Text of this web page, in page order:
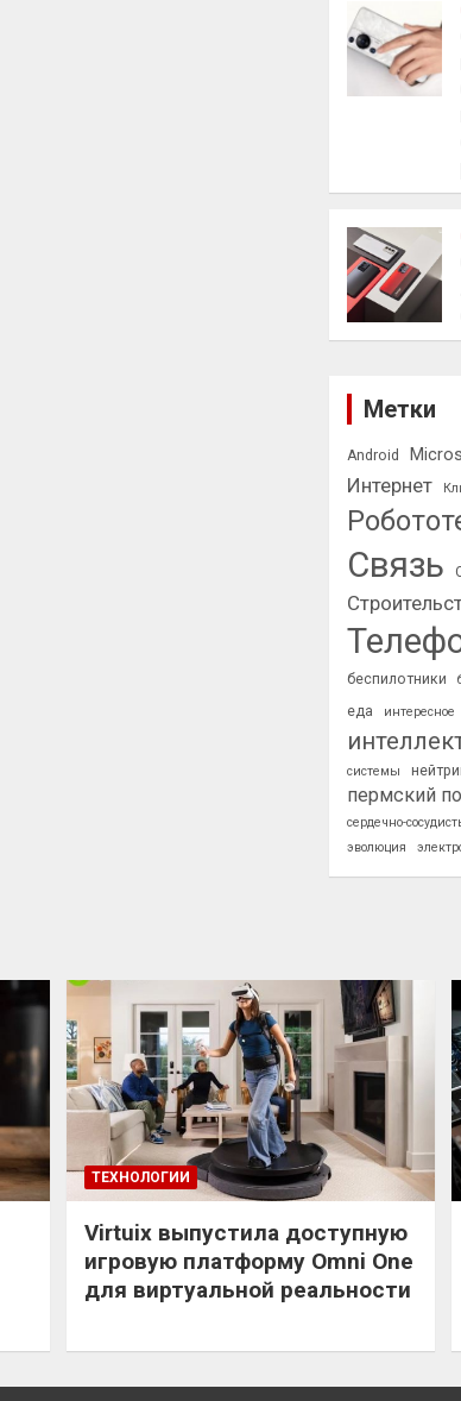
Метки
Android
Интернет
Связь
беспилотники
еда
интересное
системы
пермский
сердечно-
эволюция
ТЕХНОЛОГИИ
Virtuix выпустила доступную
игровую платформу Omni One
для виртуальной реальности